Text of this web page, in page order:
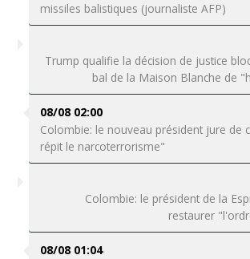
missiles balistiques (journaliste AFP)
Trump qualifie la décision de justice
bal de la Maison Blanche de
08/08 02:00
Colombie: le nouveau président jure de
répit le narcoterrorisme"
Colombie: le président de la
restaurer
08/08 01:04